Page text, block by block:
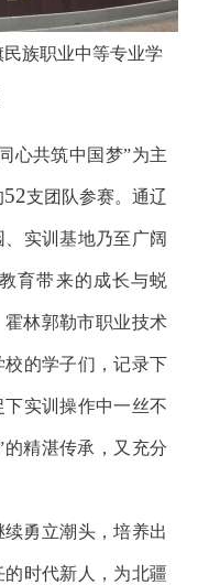
族职业中等专业学
心共筑中国梦”为主
52支团队参赛。通辽
实训基地乃至广阔
育带来的成长与蜕
林郭勒市职业技术
的学子们，记录下
实训操作中一丝不
精湛传承，又充分
勇立潮头，培养出
时代新人，为北疆